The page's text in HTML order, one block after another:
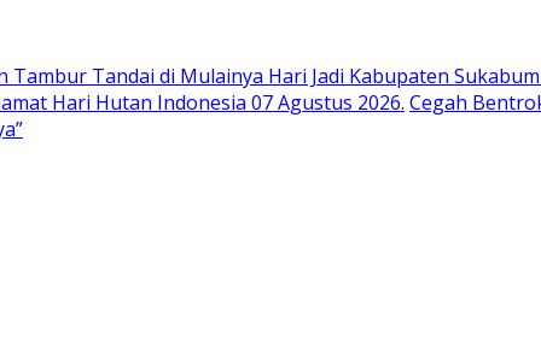
Tandai di Mulainya Hari Jadi Kabupaten
Hari Hutan Indonesia 07 Agustus 2026. Cegah